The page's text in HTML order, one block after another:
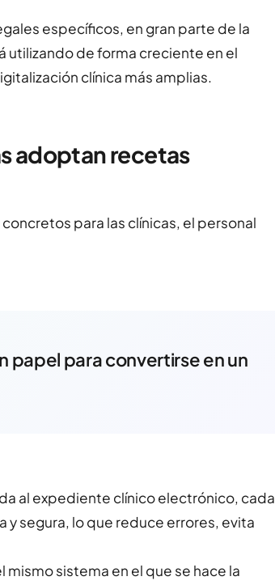
específicos, en gran parte de la
utilizando de forma creciente en el
clínica más amplias.
adoptan recetas
para las clínicas, el personal
papel para convertirse en un
al expediente clínico electrónico, cada
segura, lo que reduce errores, evita
sistema en el que se hace la